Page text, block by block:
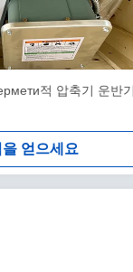
적 압축기 운반
얻으세요